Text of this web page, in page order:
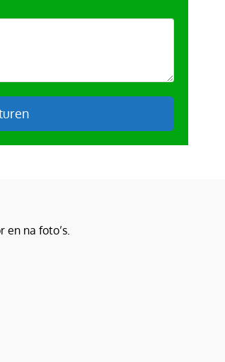
na foto’s.